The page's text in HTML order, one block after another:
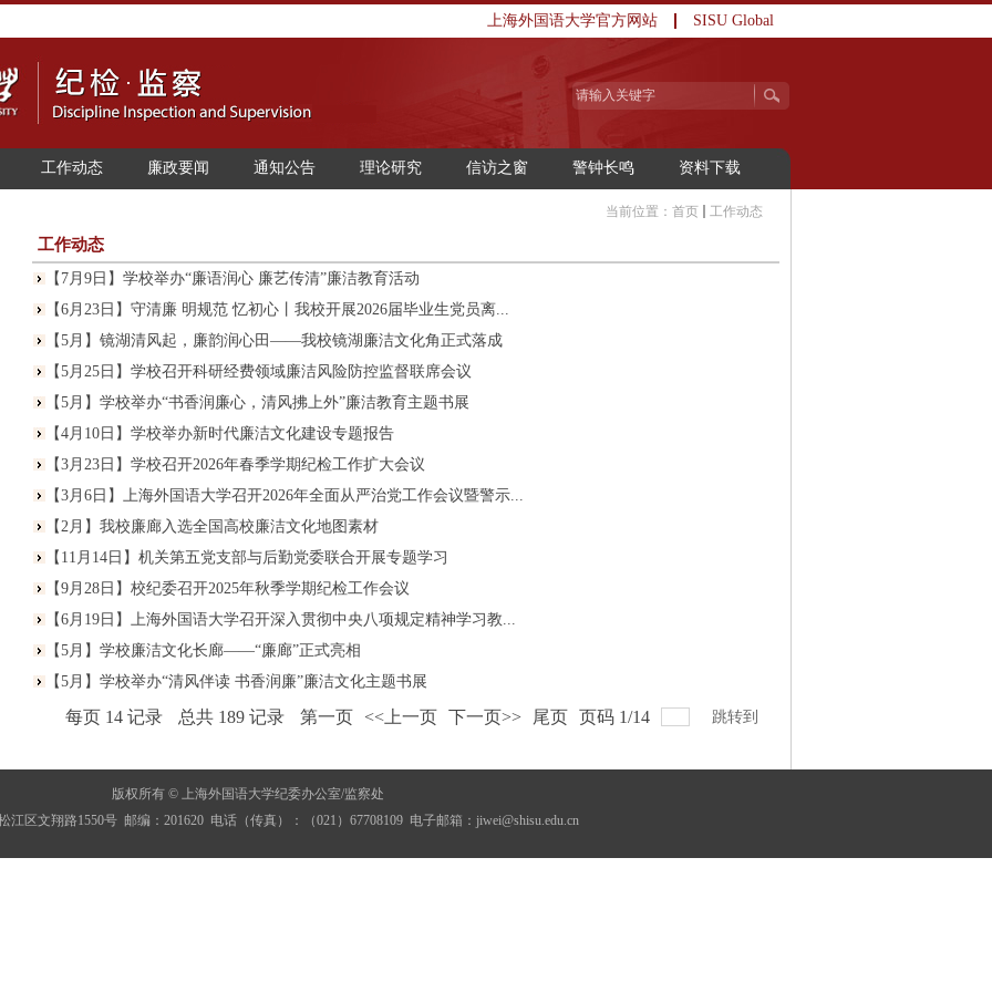
上海外国语大学官方网站 SISU Global
工作动态 廉政要闻 通知公告 理论研究 信访之窗 警钟长鸣 资料下载
当前位置： 首页 工作动态
工作动态
【7月9日】学校举办“廉语润心 廉艺传清”廉洁教育活动
【6月23日】守清廉 明规范 忆初心丨我校开展2026届毕业生党员离...
【5月】镜湖清风起，廉韵润心田——我校镜湖廉洁文化角正式落成
【5月25日】学校召开科研经费领域廉洁风险防控监督联席会议
【5月】学校举办“书香润廉心，清风拂上外”廉洁教育主题书展
【4月10日】学校举办新时代廉洁文化建设专题报告
【3月23日】学校召开2026年春季学期纪检工作扩大会议
【3月6日】上海外国语大学召开2026年全面从严治党工作会议暨警示...
【2月】我校廉廊入选全国高校廉洁文化地图素材
【11月14日】机关第五党支部与后勤党委联合开展专题学习
【9月28日】校纪委召开2025年秋季学期纪检工作会议
【6月19日】上海外国语大学召开深入贯彻中央八项规定精神学习教...
【5月】学校廉洁文化长廊——“廉廊”正式亮相
【5月】学校举办“清风伴读 书香润廉”廉洁文化主题书展
每页 14 记录 总共 189 记录 第一页 <<上一页 下一页>> 尾页 页码 1/14 跳转到
版权所有 © 上海外国语大学纪委办公室/监察处
江区文翔路1550号 邮编：201620 电话（传真）：（021）67708109 电子邮箱：jiwei@shisu.edu.cn